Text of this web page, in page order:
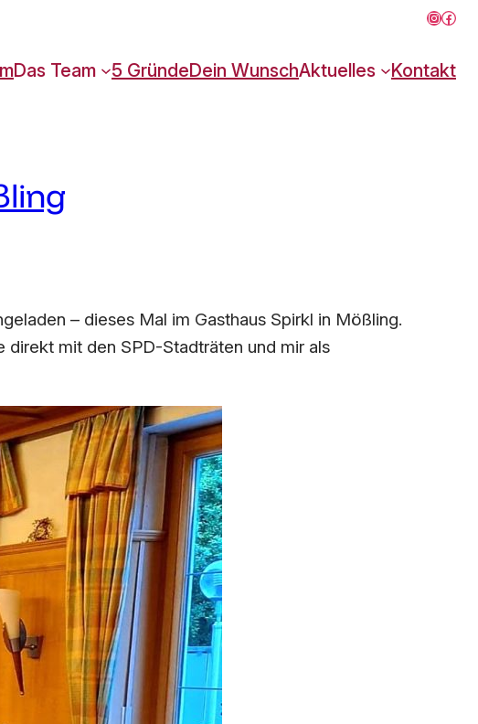
Das Team 5 GründeDein WunschAktuelles Kontakt
– dieses Mal im Gasthaus Spirkl in Mößling.
direkt mit den SPD-Stadträten und mir als